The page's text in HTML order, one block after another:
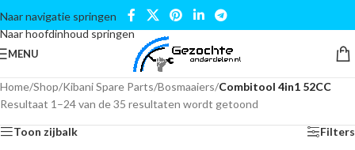
Naar navigatie springen
Naar hoofdinhoud springen
MENU
Home/Shop/Kibani Spare Parts/Bosmaaiers/Combitool 4in1 52CC
Resultaat 1–24 van de 35 resultaten wordt getoond
Toon zijbalk Filters